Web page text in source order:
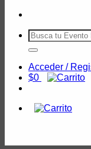
Acceder /
$0